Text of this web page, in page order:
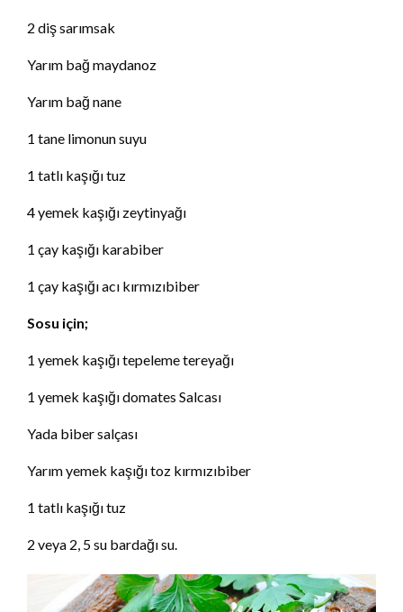
2 diş sarımsak
Yarım bağ maydanoz
Yarım bağ nane
1 tane limonun suyu
1 tatlı kaşığı tuz
4 yemek kaşığı zeytinyağı
1 çay kaşığı karabiber
1 çay kaşığı acı kırmızıbiber
Sosu için;
1 yemek kaşığı tepeleme tereyağı
1 yemek kaşığı domates Salcası
Yada biber salçası
Yarım yemek kaşığı toz kırmızıbiber
1 tatlı kaşığı tuz
2 veya 2, 5 su bardağı su.